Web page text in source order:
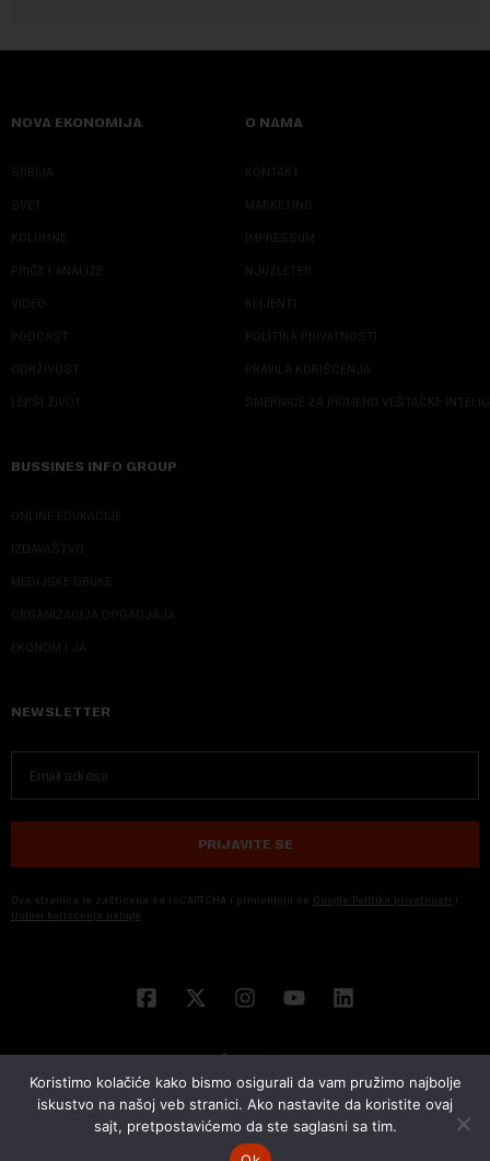
NOVA EKONOMIJA
SRBIJA
SVET
KOLUMNE
PRIČE I ANALIZE
VIDEO
PODCAST
ODRŽIVOST
LEPŠI ŽIVOT
O NAMA
KONTAKT
MARKETING
IMPRESSUM
NJUZLETER
KLIJENTI
POLITIKA PRIVATNOSTI
PRAVILA KORIŠĆENJA
SMERNICE ZA PRIMENU VEŠTAČKE
BUSSINES INFO GROUP
ONLINE EDUKACIJE
IZDAVAŠTVO
MEDIJSKE OBUKE
ORGANIZACIJA DOGADJAJA
EKONOM I JA
NEWSLETTER
PRIJAVITE SE
Ova stranica je zaštićena sa reCAPTCHA i primenjuju se Google Politika privatnosti i
Uslovi korišćenja usluge
© 2026 NOVA EKONOMIJA | SVA PRAVA ZADŽANA | DEVELOPED BY
Koristimo kolačiće kako bismo osigurali da vam pružimo najbolje
iskustvo na našoj veb stranici. Ako nastavite da koristite ovaj
sajt, pretpostavićemo da ste saglasni sa tim.